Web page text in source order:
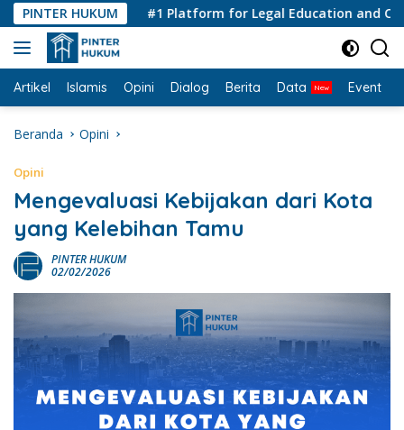
Langsung
ke
konten
PINTER HUKUM#1 Platform for Legal Education and
Artikel Islamis Opini Dialog Berita Data Event
Beranda Opini
Opini
Mengevaluasi Kebijakan dari Kota
yang Kelebihan Tamu
PINTER HUKUM
02/02/2026